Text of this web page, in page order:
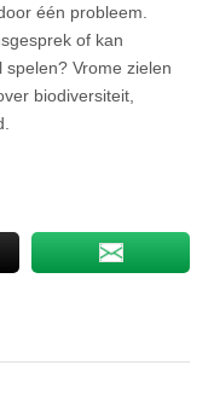
één probleem.
of kan
Vrome zielen
biodiversiteit,